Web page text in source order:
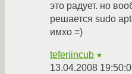
это радует. но
решается sudo
имхо =)
teferiincub ★
13.04.2008